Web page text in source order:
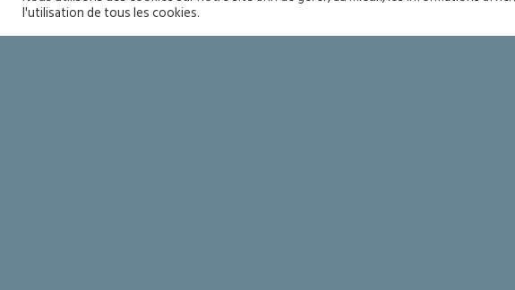
personnes qu’ils ne connaissent
l'utilisation de tous les cookies.